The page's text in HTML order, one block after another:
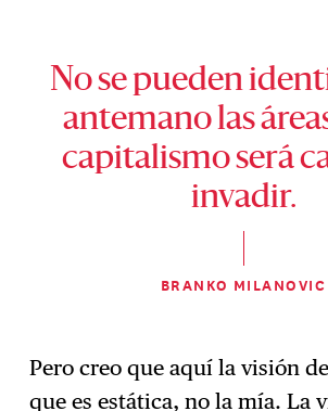
No se pueden
antemano las
capitalismo será
invadir.
BRANKO MILANOVIC
Pero creo que aquí la visión
que es estática, no la mía. La